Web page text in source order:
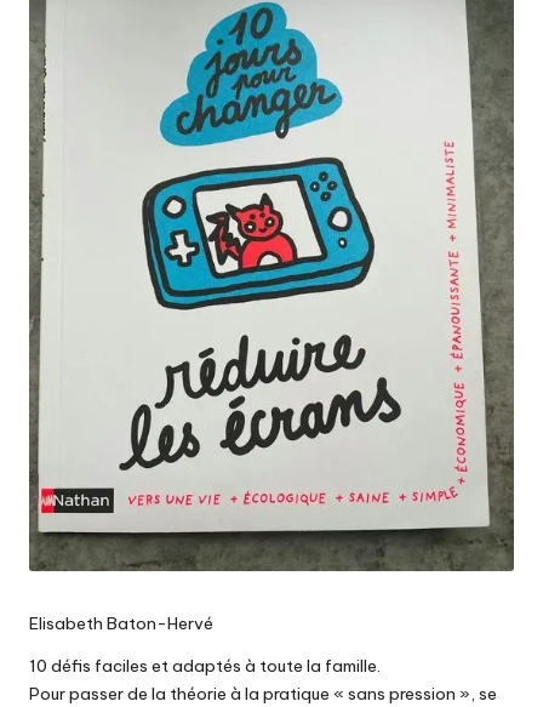
Elisabeth Baton-Hervé
10 défis faciles et adaptés à toute la famille.
Pour passer de la théorie à la pratique « sans pression », se